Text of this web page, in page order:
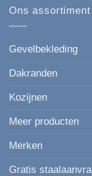
de
voor
elke
gevelbekleding
in
Ons assortiment
Gevelbekleding
Dakranden
Kozijnen
Meer producten
Merken
Gratis